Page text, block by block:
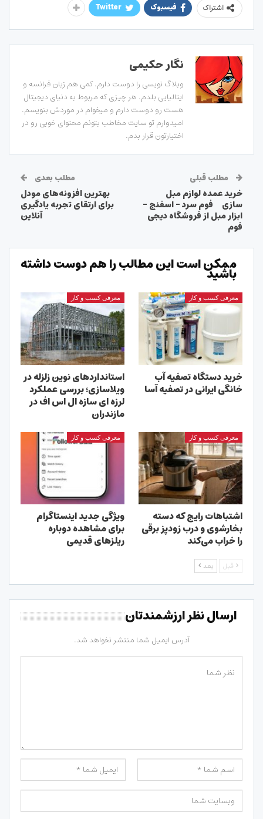
اشتراک فیسبوک Twitter
نگار حکیمی
وبلاگ نویسی را دوست دارم. کمی هم زبان فرانسه و
ایتالیایی بلدم. هر چیزی که مربوط به دنیای دیجیتال
هست رو دوست دارم و میخوام در موردش بنویسم.
امیدوارم تو سایت مخاطب بتونم محتوای خوبی رو در
اختیارتون قرار بدم.
مطلب قبلی
خرید عمده لوازم مبل
سازی فوم سرد – اسفنج –
ابزار مبل از فروشگاه دیجی
فوم
مطلب بعدی
بهترین افزونه‌های مودل
برای ارتقای تجربه یادگیری
آنلاین
ممکن است این مطالب را هم دوست داشته
باشید
معرفی کسب و کار
خرید دستگاه تصفیه آب
خانگی ایرانی در تصفیه آسا
معرفی کسب و کار
استانداردهای نوین زلزله در
ویلاسازی؛ بررسی عملکرد
لرزه ای سازه ال اس اف در
مازندران
معرفی کسب و کار
اشتباهات رایج که دسته
بخارشوی و درب زودپز برقی
را خراب می‌کند
معرفی کسب و کار
ویژگی جدید اینستاگرام
برای مشاهده دوباره
ریلزهای قدیمی
قبل بعد
ارسال نظر ارزشمندتان
آدرس ایمیل شما منتشر نخواهد شد.